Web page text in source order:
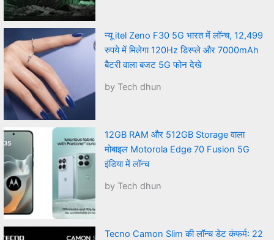
न्यू itel Zeno F30 5G भारत में लॉन्च, 12,499
रुपये में मिलेगा 120Hz डिस्प्ले और 7000mAh
बैटरी वाला बजट 5G फोन देखे
by Tech dhun
12GB RAM और 512GB Storage वाला
मोबाइल Motorola Edge 70 Fusion 5G
इंडिया में लॉन्च
by Tech dhun
Tecno Camon Slim की लॉन्च डेट कंफर्म: 22